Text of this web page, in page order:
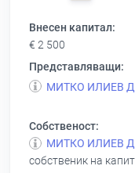
Внесен капитал:
€ 2 500
Представляващи:
МИТКО ИЛИЕВ
Собственост:
МИТКО ИЛИЕВ
собственик на